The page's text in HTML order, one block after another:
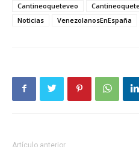
Cantineoqueteveo
Noticias
VenezolanosEnEspaña
Artículo anterior